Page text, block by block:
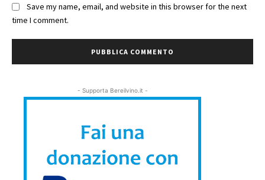
Save my name, email, and website in this browser for the next
time I comment.
- Supporta Bereilvino.it -